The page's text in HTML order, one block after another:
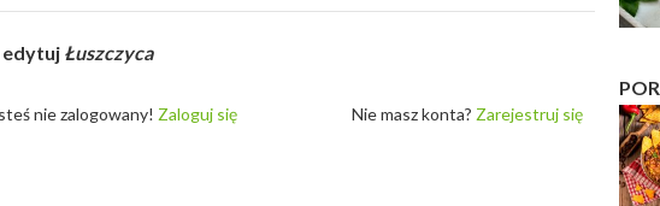
Łuszczyca
nie zalogowany! Zaloguj się Nie masz konta? Zarejestruj się